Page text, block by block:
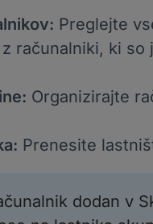
Preglejte
računalniki, ki
Organizirajte
Prenesite
dodan v